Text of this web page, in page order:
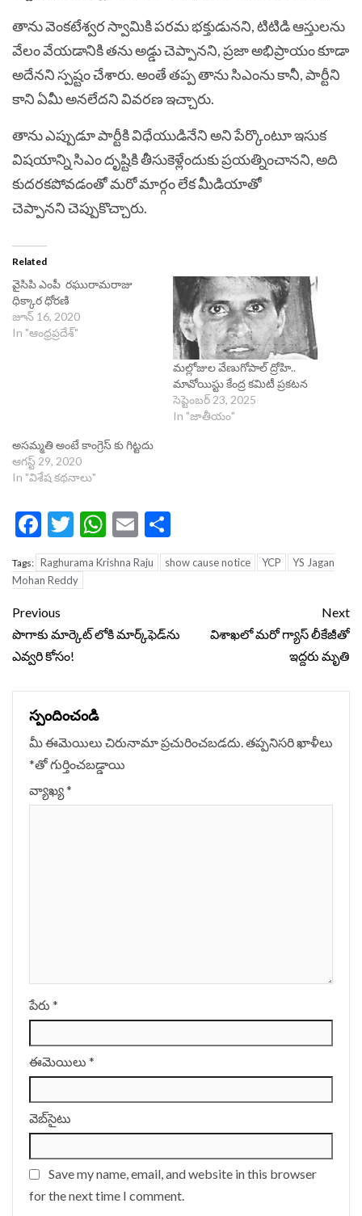
తాను వెంకటేశ్వర స్వామికి పరమ భక్తుడునని, టిటిడి ఆస్తులను
వేలం వేయడానికి తను అడ్డు చెప్పానని, ప్రజా అభిప్రాయం కూడా
అదేనని స్పష్టం చేశారు. అంతే తప్ప తాను సిఎంను కానీ, పార్టీని
కాని ఏమీ అనలేదని వివరణ ఇచ్చారు.
తాను ఎప్పుడూ పార్టీకి విధేయుడినేని అని పేర్కొంటూ ఇసుక
విషయాన్ని సిఎం దృష్టికి తీసుకెళ్లేందుకు ప్రయత్నించానని, అది
కుదరకపోవడంతో మరో మార్గం లేక మీడియాతో
చెప్పానని చెప్పుకొచ్చారు.
Related
వైసిపి ఎంపీ రఘురామరాజు
ధిక్కార ధోరణి
జూన్ 16, 2020
In "ఆంధ్రప్రదేశ్"
మల్లోజుల వేణుగోపాల్‌ ద్రోహి..
మావోయిస్టు కేంద్ర కమిటీ ప్రకటన
సెప్టెంబర్ 23, 2025
In "జాతీయం"
అసమ్మతి అంటే కాంగ్రెస్ కు గిట్టదు
ఆగస్ట్ 29, 2020
In "విశేష కథనాలు"
Facebook
Twitter
WhatsApp
Email
Tags: Raghurama Krishna Raju show cause notice YCP
YS Jagan
Mohan Reddy
Continue
Reading
Previous
పొగాకు మార్కెట్ లోకి మార్క్‌ఫెడ్‌ను
ఎవ్వరి కోసం!
Next
విశాఖలో మరో గ్యాస్ లీకేజీతో
ఇద్దరు మృతి
స్పందించండి
మీ ఈమెయిలు చిరునామా ప్రచురించబడదు. తప్పనిసరి ఖాళీలు
*‌తో గుర్తించబడ్డాయి
వ్యాఖ్య*
పేరు *
ఈమెయిలు *
వెబ్‌సైటు
Save my name, email, and website in this browser
for the next time I comment.